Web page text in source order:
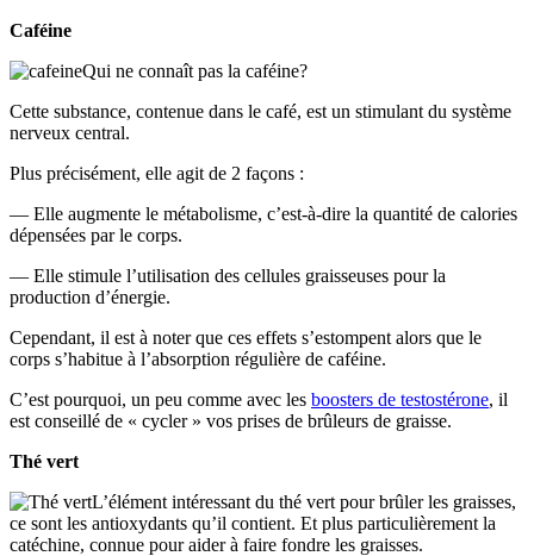
Caféine
Qui ne connaît pas la caféine?
Cette substance, contenue dans le café, est un stimulant du système
nerveux central.
Plus précisément, elle agit de 2 façons :
— Elle augmente le métabolisme, c’est-à-dire la quantité de calories
dépensées par le corps.
— Elle stimule l’utilisation des cellules graisseuses pour la
production d’énergie.
Cependant, il est à noter que ces effets s’estompent alors que le
corps s’habitue à l’absorption régulière de caféine.
C’est pourquoi, un peu comme avec les boosters de testostérone, il
est conseillé de « cycler » vos prises de brûleurs de graisse.
Thé vert
L’élément intéressant du thé vert pour brûler les graisses,
ce sont les antioxydants qu’il contient. Et plus particulièrement la
catéchine, connue pour aider à faire fondre les graisses.